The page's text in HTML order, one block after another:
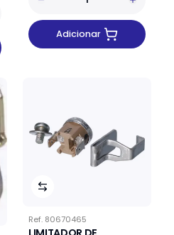
Adicionar
Ref. 80670465